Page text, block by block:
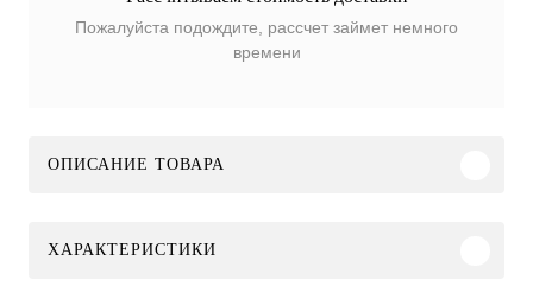
Пожалуйста подождите, рассчет займет немного
времени
ОПИСАНИЕ ТОВАРА
ХАРАКТЕРИСТИКИ